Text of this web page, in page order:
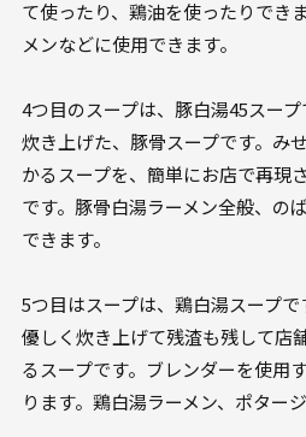
て使ったり、鶏油を使ったりでき
メンなどに使用できます。
4つ目のスープは、豚白湯45スー
炊き上げた、豚骨スープです。み
かるスープを、簡単にお店で再現
です。豚骨白湯ラーメン全般、の
できます。
5つ目はスープは、鶏白湯スープ
優しく炊き上げて残渣も残して店
るスープです。ブレンダーを使用
ります。鶏白湯ラーメン、ポター